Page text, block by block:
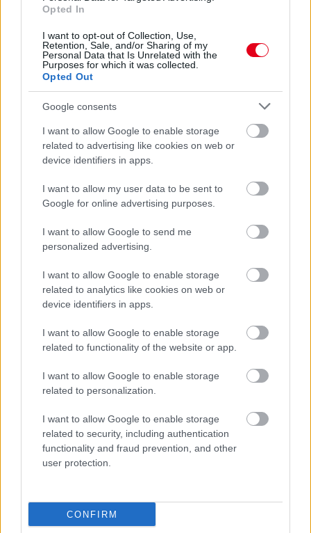
Opted In
I want to opt-out of Collection, Use,
Retention, Sale, and/or Sharing of my
Personal Data that Is Unrelated with the
Purposes for which it was collected.
Opted Out
Google consents
I want to allow Google to enable storage
related to advertising like cookies on web or
device identifiers in apps.
I want to allow my user data to be sent to
Google for online advertising purposes.
I want to allow Google to send me
personalized advertising.
I want to allow Google to enable storage
related to analytics like cookies on web or
device identifiers in apps.
I want to allow Google to enable storage
related to functionality of the website or app.
I want to allow Google to enable storage
related to personalization.
I want to allow Google to enable storage
related to security, including authentication
functionality and fraud prevention, and other
user protection.
CONFIRM
21 órája
Bullhoz?
1 napja
Óriási bevétel-visszaesést könyvelhetett el az F1 a
második negyedévben